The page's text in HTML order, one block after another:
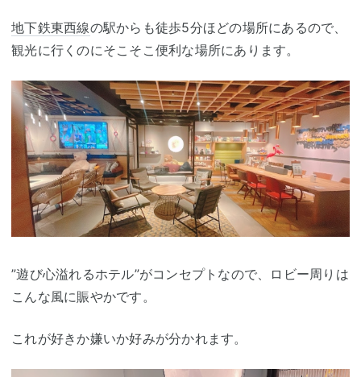
地下鉄東西線の駅からも徒歩5分ほどの場所にあるので、
観光に行くのにそこそこ便利な場所にあります。
”遊び心溢れるホテル”がコンセプトなので、ロビー周りは
こんな風に賑やかです。
これが好きか嫌いか好みが分かれます。